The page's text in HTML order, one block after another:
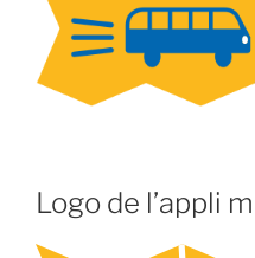
Logo de l’appli